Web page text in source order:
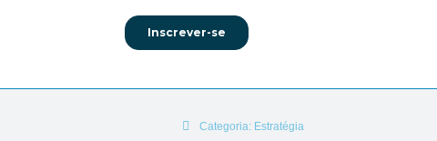
Categoria: Estratégia